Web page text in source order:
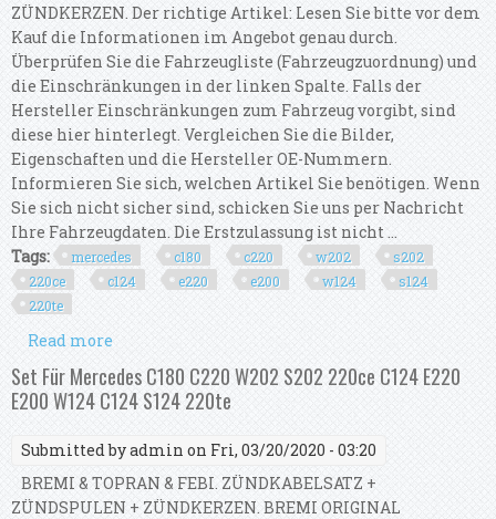
ZÜNDKERZEN. Der richtige Artikel: Lesen Sie bitte vor dem
Kauf die Informationen im Angebot genau durch.
Überprüfen Sie die Fahrzeugliste (Fahrzeugzuordnung) und
die Einschränkungen in der linken Spalte. Falls der
Hersteller Einschränkungen zum Fahrzeug vorgibt, sind
diese hier hinterlegt. Vergleichen Sie die Bilder,
Eigenschaften und die Hersteller OE-Nummern.
Informieren Sie sich, welchen Artikel Sie benötigen. Wenn
Sie sich nicht sicher sind, schicken Sie uns per Nachricht
Ihre Fahrzeugdaten. Die Erstzulassung ist nicht ...
Tags:
mercedes c180 c220 w202
s202
220ce
c124 e220 e200 w124
s124
220te
Read more
220ce C124 E220 E200 W124 C124 S124 220te
Set Für Mercedes C180 C220 W202 S202 220ce C124 E220
E200 W124 C124 S124 220te
Submitted byadmin on Fri, 03/20/2020 - 03:20
BREMI & TOPRAN & FEBI. ZÜNDKABELSATZ +
ZÜNDSPULEN + ZÜNDKERZEN. BREMI ORIGINAL